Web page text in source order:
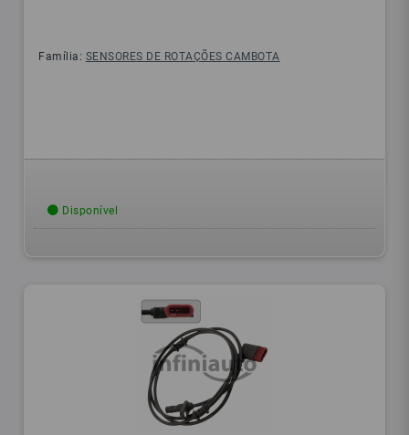
Família: SENSORES DE ROTAÇÕES CAMBOTA
Disponível